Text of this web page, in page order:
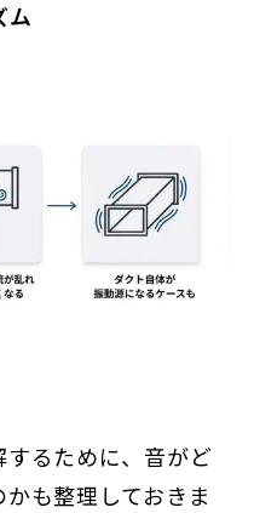
ム
るために、音がど
も整理しておきま